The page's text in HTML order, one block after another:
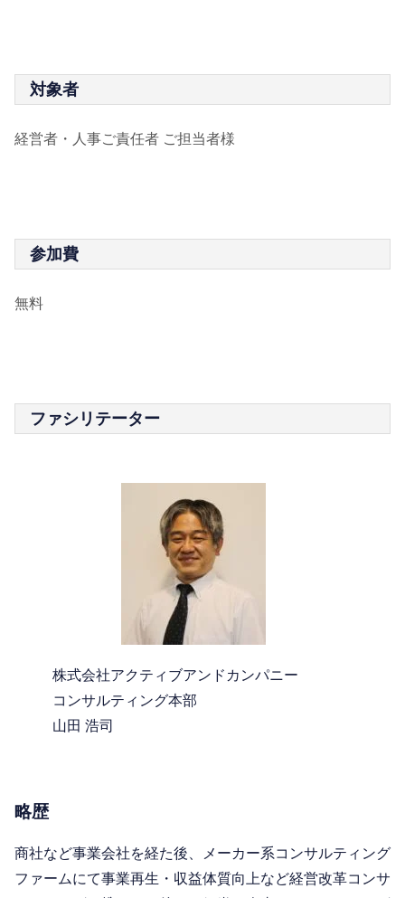
対象者
経営者・人事ご責任者 ご担当者様
参加費
無料
ファシリテーター
株式会社アクティブアンドカンパニー
コンサルティング本部
山田 浩司
略歴
商社など事業会社を経た後、メーカー系コンサルティング
ファームにて事業再生・収益体質向上など経営改革コンサ